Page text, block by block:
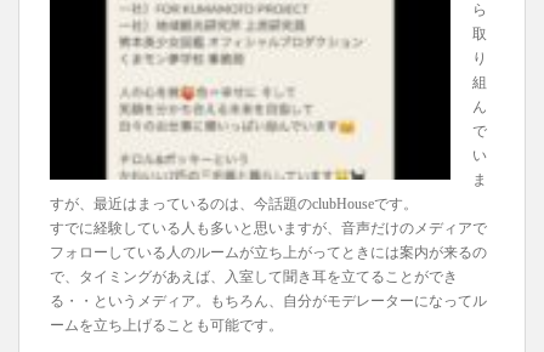
ら
取
り
組
ん
で
い
ま
すが、最近はまっているのは、今話題のclubHouseです。
すでに経験している人も多いと思いますが、音声だけのメディアで
フォローしている人のルームが立ち上がってときには案内が来るの
で、タイミングがあえば、入室して聞き耳を立てることができ
る・・というメディア。もちろん、自分がモデレーターになってル
ームを立ち上げることも可能です。